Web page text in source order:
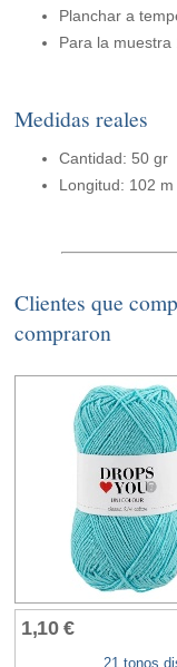
Planchar a
Para la
Medidas reales
Cantidad: 50 gr
Longitud: 102 m
Clientes que
compraron
1,10 €
21 tonos